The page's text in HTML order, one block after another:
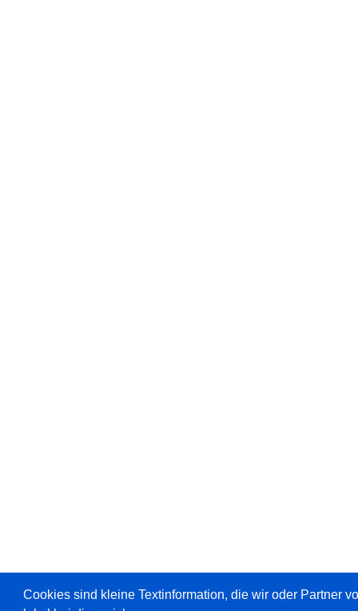
Cookies sind kleine Textinformation, die wir oder Partner